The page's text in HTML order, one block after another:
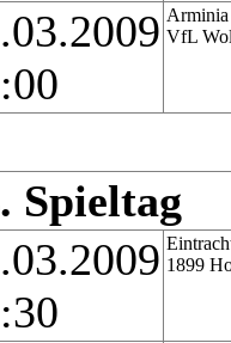
VfL
Spieltag
1899